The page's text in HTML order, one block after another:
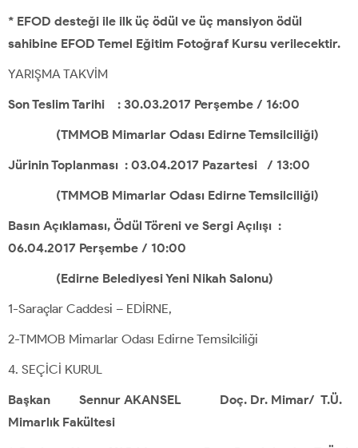
* EFOD desteği ile ilk üç ödül ve üç mansiyon ödül
sahibine EFOD Temel Eğitim Fotoğraf Kursu verilecektir.
YARIŞMA TAKVİM
Son Teslim Tarihi : 30.03.2017 Perşembe / 16:00
(TMMOB Mimarlar Odası Edirne Temsilciliği)
Jürinin Toplanması : 03.04.2017 Pazartesi / 13:00
(TMMOB Mimarlar Odası Edirne Temsilciliği)
Basın Açıklaması, Ödül Töreni ve Sergi Açılışı :
06.04.2017 Perşembe / 10:00
(Edirne Belediyesi Yeni Nikah Salonu)
1-Saraçlar Caddesi – EDİRNE,
2-TMMOB Mimarlar Odası Edirne Temsilciliği
SEÇİCİ KURUL
Başkan Sennur AKANSEL Doç. Dr. Mimar/ T.Ü.
Mimarlık Fakültesi